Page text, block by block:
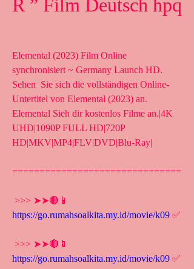
R ” Film Deutsch hpq
Elemental (2023) Film Online
synchronisiert ~ Germany Launch HD.
Sehen  Sie sich die vollständigen Online-
Untertitel von Elemental (2023) an.
Elemental Sieh dir kostenlos Filme an.|4K
UHD|1090P FULL HD|720P
HD|MKV|MP4|FLV|DVD|Blu-Ray|
===============================
https://go.rumahsoalkita.my.id/movie/k09 ✅
https://go.rumahsoalkita.my.id/movie/k09 ✅